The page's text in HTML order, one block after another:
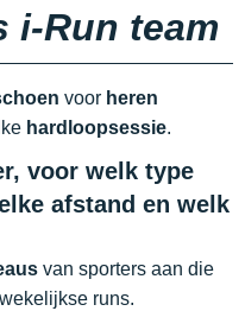
i-Run team
voor heren
hardloopsessie.
voor welk type
afstand en welk
van sporters aan die
runs.